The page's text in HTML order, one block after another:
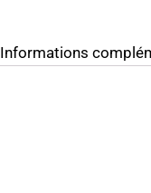
Informations